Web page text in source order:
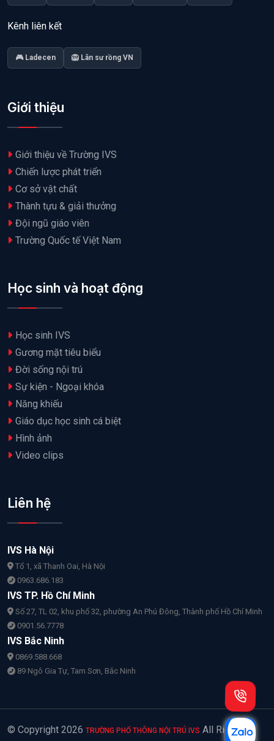
Kênh liên kết
🎮 Ladecen 🦁 Lân sư rồng VN
Giới thiệu
Giới thiệu về Trường IVS
Chiến lược phát triển
Cơ sở vật chất
Thành tựu & giải thưởng
Đội ngũ giáo viên
Trường Quốc tế Việt Nam
Học sinh và hoạt động
Học sinh IVS
Gương mặt tiêu biểu
Đời sống nội trú
Sự kiện - Ngoại khóa
Năng khiếu
Giáo dục học sinh cá biệt
Hình ảnh
Video clips
Liên hệ
IVS Hà Nội
Tổ 1, xã Thanh Oai, Hà Nội
0963.686.183
IVS TP. Hồ Chí Minh
Số 27, TL 02, khu phố 32, phường An Phú Đông, Thành phố Hồ Chí Minh
0901.56.7778
IVS Bắc Ninh
0869.588.668
89 Ngô Gia Tự, Tam Sơn, Bắc Ninh
© Copyright 2026 TRƯỜNG PHỔ THÔNG NỘI TRÚ IVS All Rights